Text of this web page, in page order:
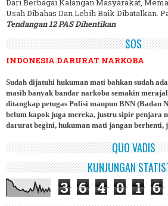
Dari Berbagai Kalangan Masyarakat,
Usah Dibahas Dan Lebih Baik Dibatalkan.
Tendangan 12 PAS Dihentikan
SOS
INDONESIA DARURAT NARKOBA
Sudah dijatuhi hukuman mati bahkan sudah
masih banyak bandar narkoba semakin
ditangkap petugas Polisi maupun BNN (Badan
belum kapok juga mereka, justru sipir penjara
darurat begini, hukuman mati jangan berhenti,
QUO VADIS
KUNJUNGAN
3 6 4 0 1 6